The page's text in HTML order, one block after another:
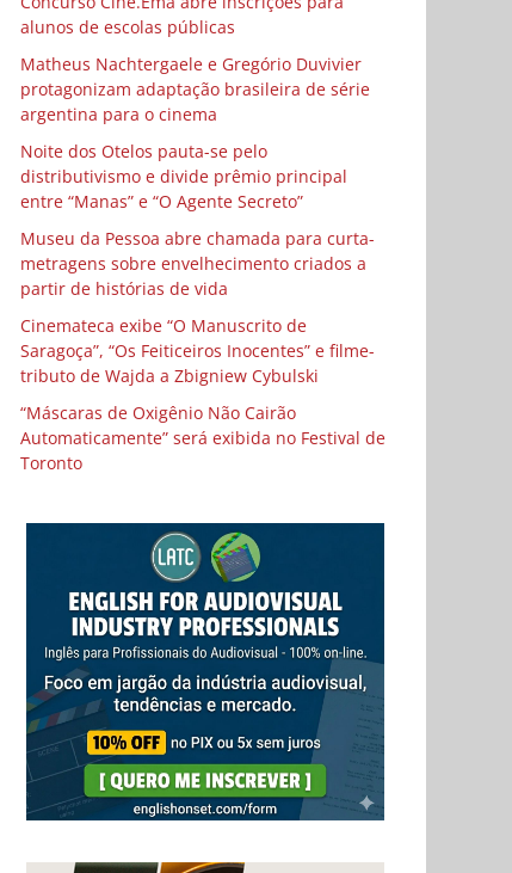
alunos de escolas públicas
Matheus Nachtergaele e Gregório Duvivier
protagonizam adaptação brasileira de série
argentina para o cinema
Noite dos Otelos pauta-se pelo
distributivismo e divide prêmio principal
entre “Manas” e “O Agente Secreto”
Museu da Pessoa abre chamada para curta-
metragens sobre envelhecimento criados a
partir de histórias de vida
Cinemateca exibe “O Manuscrito de
Saragoça”, “Os Feiticeiros Inocentes” e filme-
tributo de Wajda a Zbigniew Cybulski
“Máscaras de Oxigênio Não Cairão
Automaticamente” será exibida no Festival de
Toronto